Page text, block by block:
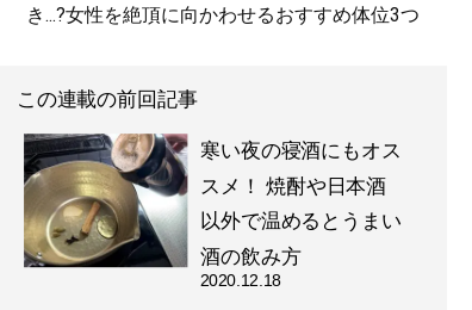
き...?女性を絶頂に向かわせるおすすめ体位3つ
この連載の前回記事
寒い夜の寝酒にもオス
スメ！ 焼酎や日本酒
以外で温めるとうまい
酒の飲み方
2020.12.18